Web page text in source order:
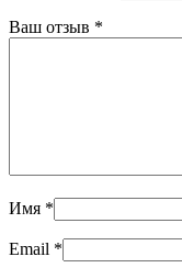
Ваш отзыв *
Имя *
Email *